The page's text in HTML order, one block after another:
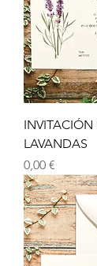
LAVANDAS
Precio
0,00 €